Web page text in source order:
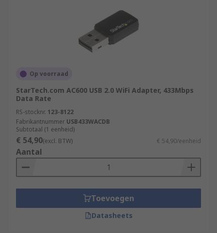
Op voorraad
StarTech.com AC600 USB 2.0 WiFi Adapter, 433Mbps
Data Rate
RS-stocknr. 123-8122
Fabrikantnummer USB433WACDB
Subtotaal (1 eenheid)
€ 54,90(excl. BTW) € 54,90/eenheid
Aantal
Toevoegen
Datasheets